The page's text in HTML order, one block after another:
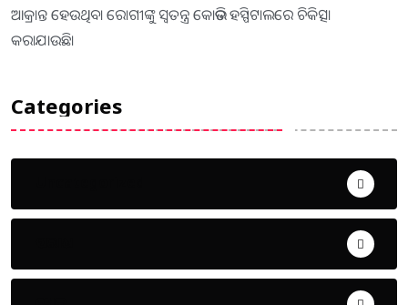
ଆକ୍ରାନ୍ତ ହେଉଥିବା ରୋଗୀଙ୍କୁ ସ୍ବତନ୍ତ୍ର କୋଭିଡ ହସ୍ପିଟାଲରେ ଚିକିତ୍ସା
କରାଯାଉଛି।
Categories